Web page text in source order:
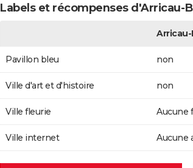
Labels et récompenses d'Arricau-
Pavillon bleu non
Ville d'art et d'histoire non
Ville fleurie Aucune
Ville internet Aucune